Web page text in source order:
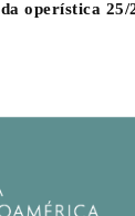
operística 25/